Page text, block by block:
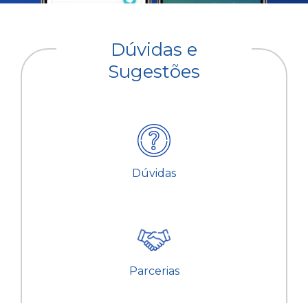
Dúvidas e
Sugestões
Dúvidas
Parcerias